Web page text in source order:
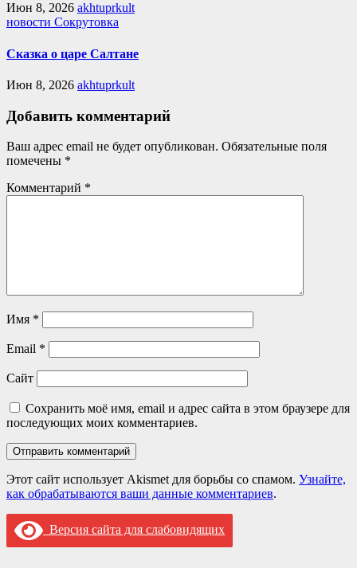
Июн 8, 2026 akhtuprkult
новости Сокрутовка
Сказка о царе Салтане
Июн 8, 2026 akhtuprkult
Добавить комментарий
Ваш адрес email не будет опубликован. Обязательные поля
помечены *
Комментарий *
Имя *
Email *
Сайт
Сохранить моё имя, email и адрес сайта в этом браузере для
последующих моих комментариев.
Этот сайт использует Akismet для борьбы со спамом. Узнайте,
как обрабатываются ваши данные комментариев.
Версия сайта для слабовидящих